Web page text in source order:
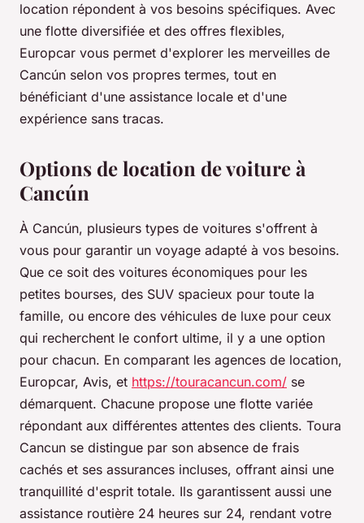
location répondent à vos besoins spécifiques. Avec
une flotte diversifiée et des offres flexibles,
Europcar vous permet d'explorer les merveilles de
Cancún selon vos propres termes, tout en
bénéficiant d'une assistance locale et d'une
expérience sans tracas.
Options de location de voiture à
Cancún
À Cancún, plusieurs types de voitures s'offrent à
vous pour garantir un voyage adapté à vos besoins.
Que ce soit des voitures économiques pour les
petites bourses, des SUV spacieux pour toute la
famille, ou encore des véhicules de luxe pour ceux
qui recherchent le confort ultime, il y a une option
pour chacun. En comparant les agences de location,
Europcar, Avis, et https://touracancun.com/ se
démarquent. Chacune propose une flotte variée
répondant aux différentes attentes des clients. Toura
Cancun se distingue par son absence de frais
cachés et ses assurances incluses, offrant ainsi une
tranquillité d'esprit totale. Ils garantissent aussi une
assistance routière 24 heures sur 24, rendant votre